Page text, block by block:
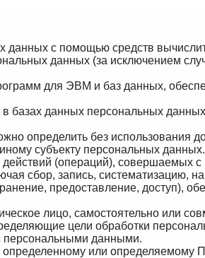
данных с помощью средств
данных (за исключением
для ЭВМ и баз данных,
базах данных персональных
определить без использования
субъекту персональных данных.
(операций), совершаемых с
сбор, запись, систематизацию,
предоставление, доступ),
лицо, самостоятельно или
цели обработки
персональными данными.
или определяемому